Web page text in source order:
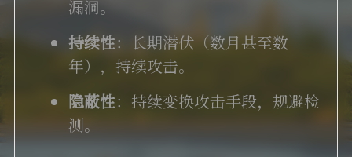
漏洞。
持续性：长期潜伏（数月甚至数
年），持续攻击。
隐蔽性：持续变换攻击手段，规避检
测。